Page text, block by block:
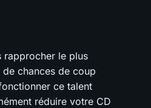
rapprocher le plus
chances de coup
ce talent
réduire votre CD